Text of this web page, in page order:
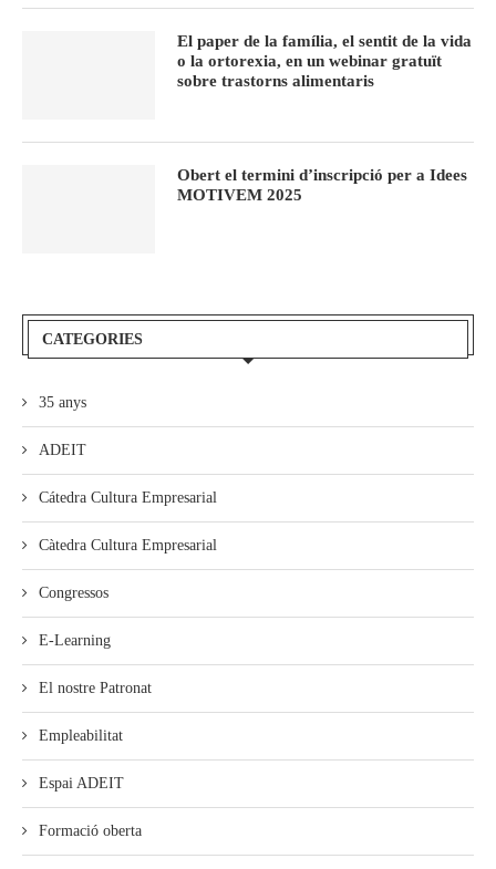
El paper de la família, el sentit de la vida
o la ortorexia, en un webinar gratuït
sobre trastorns alimentaris
Obert el termini d’inscripció per a Idees
MOTIVEM 2025
CATEGORIES
35 anys
ADEIT
Cátedra Cultura Empresarial
Càtedra Cultura Empresarial
Congressos
E-Learning
El nostre Patronat
Empleabilitat
Espai ADEIT
Formació oberta